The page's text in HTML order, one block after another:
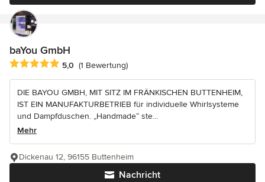
baYou GmbH
Durchschnittliche Bewertung: 5 von 5 Sternen
5,0 (1 Bewertung)
DIE BAYOU GMBH, MIT SITZ IM FRÄNKISCHEN BUTTENHEIM,
IST EIN MANUFAKTURBETRIEB für individuelle Whirlsysteme
und Dampfduschen. „Handmade“ ste...
Mehr
Nachricht
Dickenau 12, 96155 Buttenheim